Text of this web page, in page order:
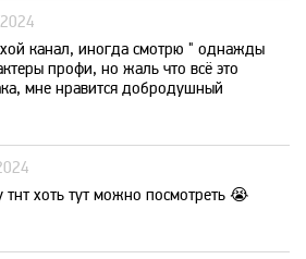
канал, иногда смотрю " однажды
профи, но жаль что всё это
мне нравится добродушный
тнт хоть тут можно посмотреть 😭